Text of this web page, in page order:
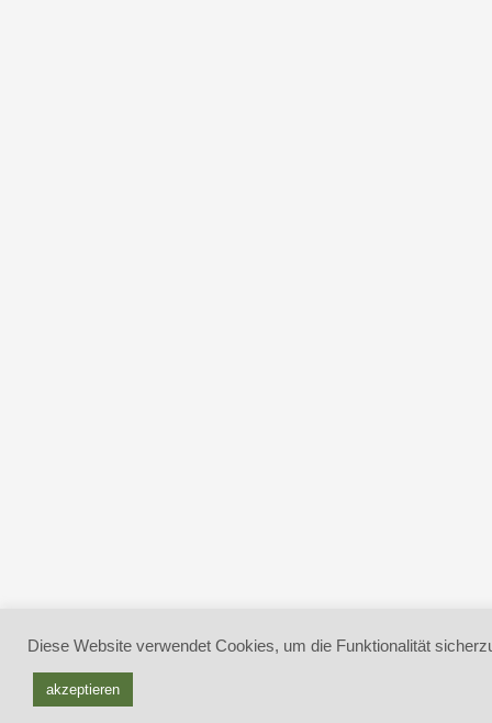
Diese Website verwendet Cookies, um die Funktionalität
akzeptieren